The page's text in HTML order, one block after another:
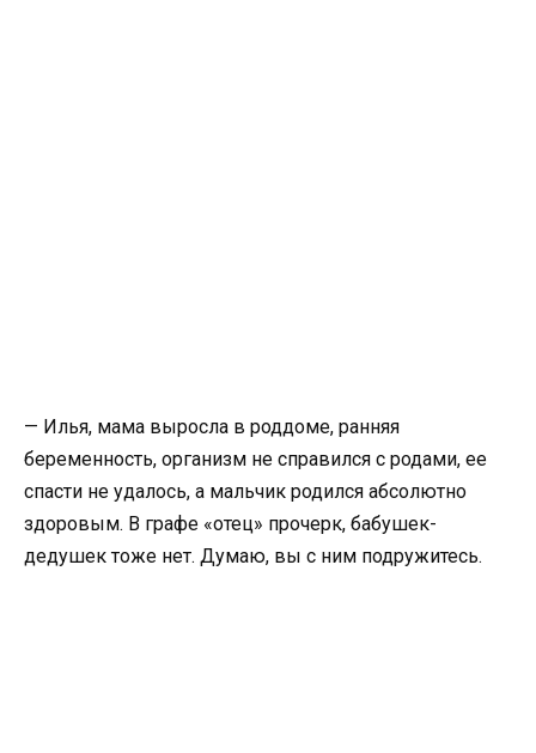
— Илья, мама выросла в роддоме, ранняя
беременность, организм не справился с родами, ее
спасти не удалось, а мальчик родился абсолютно
здоровым. В графе «отец» прочерк, бабушек-
дедушек тоже нет. Думаю, вы с ним подружитесь.